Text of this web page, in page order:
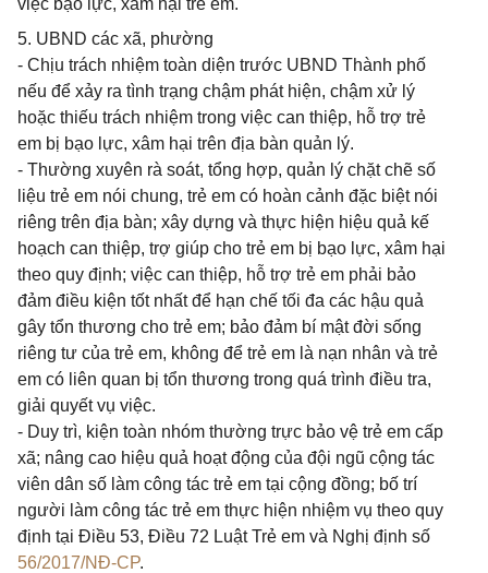
việc bạo lực, xâm hại trẻ em.
5. UBND các xã, phường
- Chịu trách nhiệm toàn diện trước UBND Thành phố
nếu để xảy ra tình trạng chậm phát hiện, chậm xử lý
hoặc thiếu trách nhiệm trong việc can thiệp, hỗ trợ trẻ
em bị bạo lực, xâm hại trên địa bàn quản lý.
- Thường xuyên rà soát, tổng hợp, quản lý chặt chẽ số
liệu trẻ em nói chung, trẻ em có hoàn cảnh đặc biệt nói
riêng trên địa bàn; xây dựng và thực hiện hiệu quả kế
hoạch can thiệp, trợ giúp cho trẻ em bị bạo lực, xâm hại
theo quy định; việc can thiệp, hỗ trợ trẻ em phải bảo
đảm điều kiện tốt nhất để hạn chế tối đa các hậu quả
gây tổn thương cho trẻ em; bảo đảm bí mật đời sống
riêng tư của trẻ em, không để trẻ em là nạn nhân và trẻ
em có liên quan bị tổn thương trong quá trình điều tra,
giải quyết vụ việc.
- Duy trì, kiện toàn nhóm thường trực bảo vệ trẻ em cấp
xã; nâng cao hiệu quả hoạt động của đội ngũ cộng tác
viên dân số làm công tác trẻ em tại cộng đồng; bố trí
người làm công tác trẻ em thực hiện nhiệm vụ theo quy
định tại Điều 53, Điều 72 Luật Trẻ em và Nghị định số
56/2017/NĐ-CP.